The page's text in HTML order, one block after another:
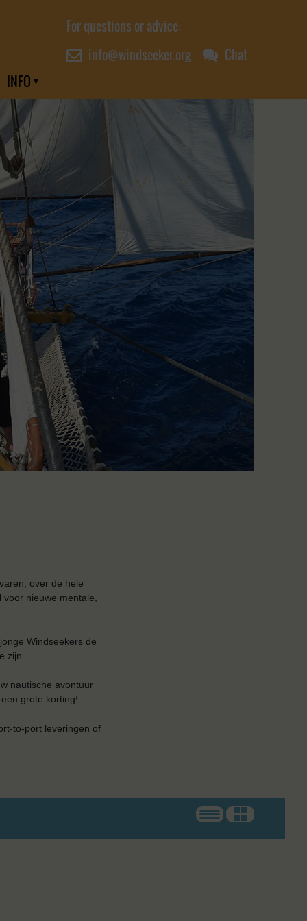
For questions or advice:
info@windseeker.org
Chat
INFO
over de hele
nieuwe mentale,
Windseekers de
zijn.
nautische avontuur
grote korting!
to-port leveringen of